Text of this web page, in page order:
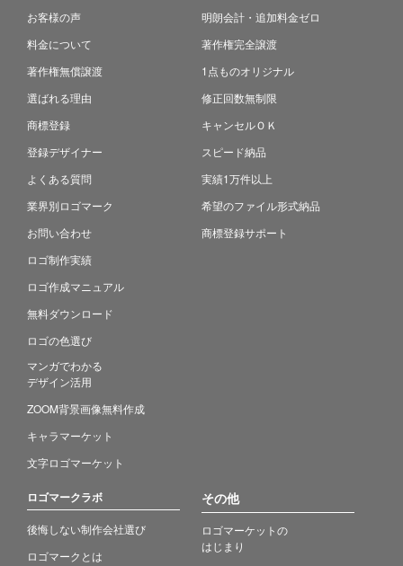
お客様の声
料金について
著作権無償譲渡
選ばれる理由
商標登録
登録デザイナー
よくある質問
業界別ロゴマーク
お問い合わせ
ロゴ制作実績
ロゴ作成マニュアル
無料ダウンロード
ロゴの色選び
マンガでわかる
デザイン活用
ZOOM背景画像無料作成
キャラマーケット
文字ロゴマーケット
明朗会計・追加料金ゼロ
著作権完全譲渡
1点ものオリジナル
修正回数無制限
キャンセルＯＫ
スピード納品
実績1万件以上
希望のファイル形式納品
商標登録サポート
ロゴマークラボ
後悔しない制作会社選び
ロゴマークとは
その他
ロゴマーケットの
はじまり